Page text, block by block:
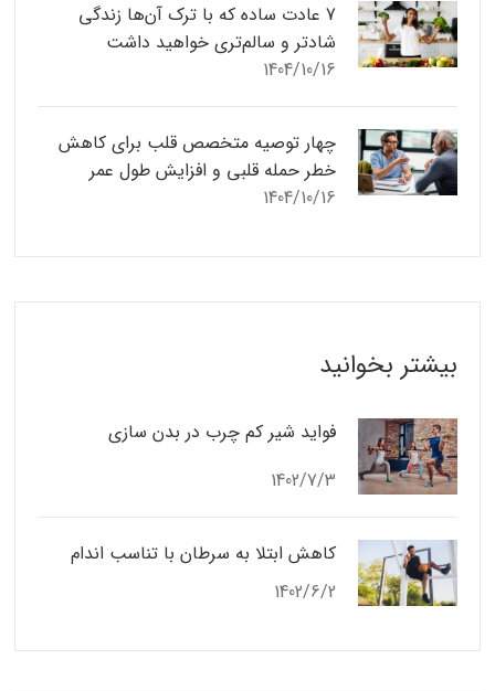
7 عادت ساده که با ترک آن‌ها زندگی
شادتر و سالم‌تری خواهید داشت
1404/10/16
چهار توصیه متخصص قلب برای کاهش
خطر حمله قلبی و افزایش طول عمر
1404/10/16
بیشتر بخوانید
فواید شیر کم چرب در بدن سازی
1402/7/3
کاهش ابتلا به سرطان با تناسب اندام
1402/6/2